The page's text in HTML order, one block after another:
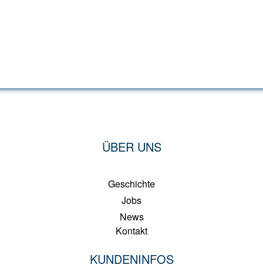
ÜBER UNS
Geschichte
Jobs
News
Kontakt
KUNDENINFOS